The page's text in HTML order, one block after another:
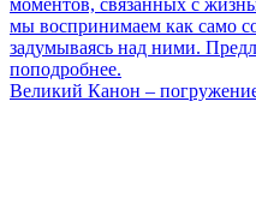
мы воспринимаем как само
задумываясь над ними.
поподробнее.
Великий Канон –